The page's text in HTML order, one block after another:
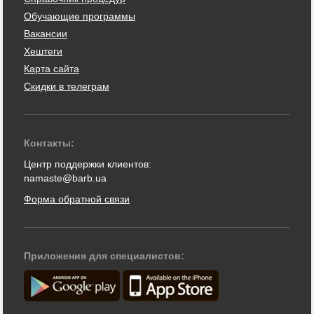
Обучающие программы
Вакансии
Хештеги
Карта сайта
Скидки в телеграм
Контакты:
Центр поддержки клиентов:
namaste@barb.ua
Форма обратной связи
Приложения для специалистов: